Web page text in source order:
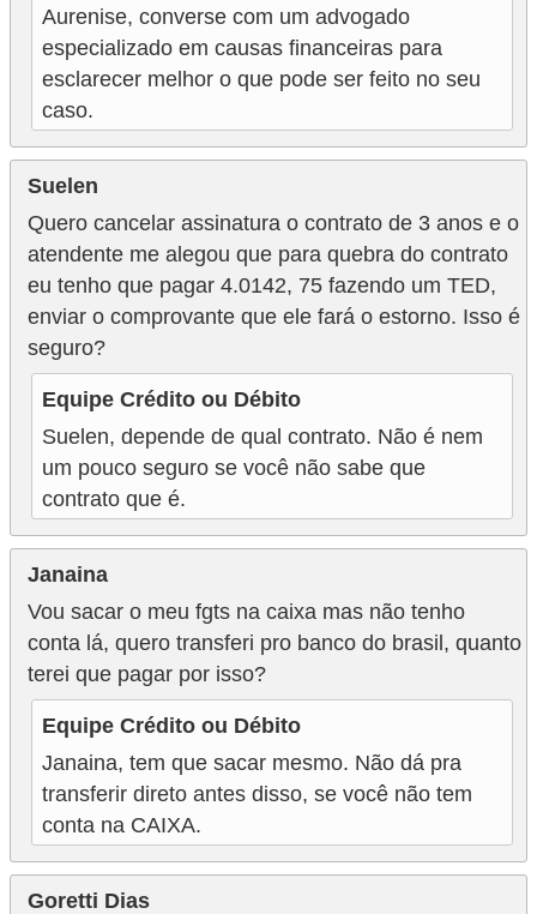
Aurenise, converse com um advogado
especializado em causas financeiras para
esclarecer melhor o que pode ser feito no seu
caso.
Suelen
Quero cancelar assinatura o contrato de 3 anos e o
atendente me alegou que para quebra do contrato
eu tenho que pagar 4.0142, 75 fazendo um TED,
enviar o comprovante que ele fará o estorno. Isso é
seguro?
Equipe Crédito ou Débito
Suelen, depende de qual contrato. Não é nem
um pouco seguro se você não sabe que
contrato que é.
Janaina
Vou sacar o meu fgts na caixa mas não tenho
conta lá, quero transferi pro banco do brasil, quanto
terei que pagar por isso?
Equipe Crédito ou Débito
Janaina, tem que sacar mesmo. Não dá pra
transferir direto antes disso, se você não tem
conta na CAIXA.
Goretti Dias